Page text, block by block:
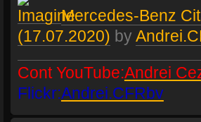
Mercedes-Benz
(17.07.2020) by
Cont YouTube:Andrei
Flickr:Andrei.CFRbv